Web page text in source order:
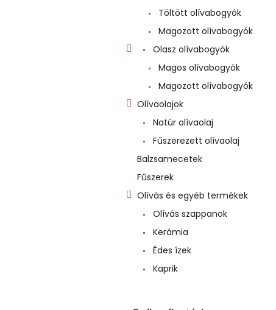
Töltött olívabogyók
Magozott olívabogyók
Olasz olívabogyók
Magos olívabogyók
Magozott olívabogyók
Olívaolajok
Natúr olívaolaj
Fűszerezett olívaolaj
Balzsamecetek
Fűszerek
Olívás és egyéb termékek
Olívás szappanok
Kerámia
Édes ízek
Kaprik